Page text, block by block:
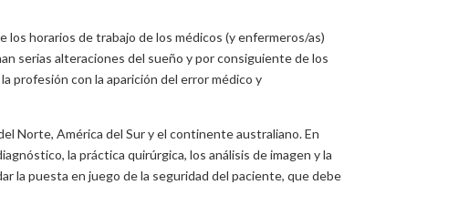
horarios de trabajo de los médicos (y enfermeros/as)
serias alteraciones del sueño y por consiguiente de los
profesión con la aparición del error médico y
Norte, América del Sur y el continente australiano. En
la práctica quirúrgica, los análisis de imagen y la
la puesta en juego de la seguridad del paciente, que debe